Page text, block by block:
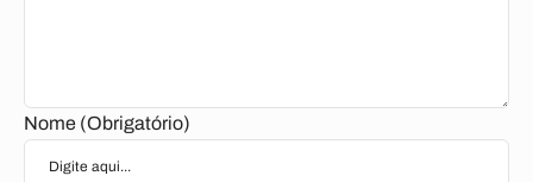
Nome (Obrigatório)